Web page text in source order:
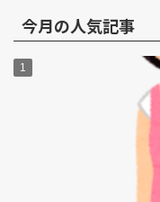
今月の人気記事